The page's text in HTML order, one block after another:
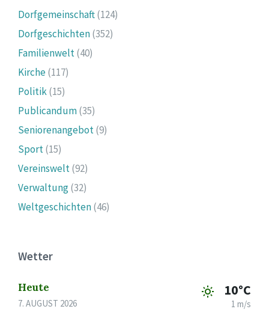
Dorfgemeinschaft(124)
Dorfgeschichten(352)
Familienwelt(40)
Kirche(117)
Politik(15)
Publicandum(35)
Seniorenangebot(9)
Sport(15)
Vereinswelt(92)
Verwaltung(32)
Weltgeschichten(46)
Wetter
Heute
7. AUGUST 2026
10°C
1 m/s